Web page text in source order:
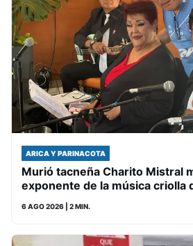
ARICA Y PARINACOTA
Murió tacneña Charito Mistral
exponente de la música criolla
6 AGO 2026 | 2 MIN.